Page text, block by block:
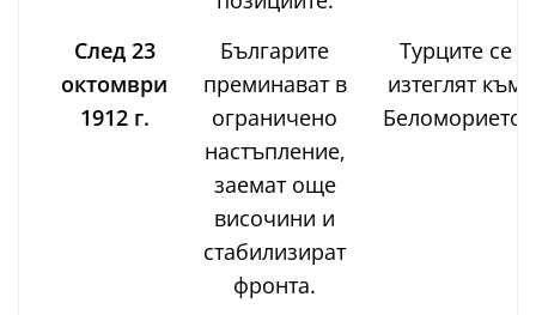
След 23
октомври
1912 г.
Българите
преминават в
ограничено
настъпление,
заемат още
височини и
стабилизират
фронта.
Турците се
изтеглят към
Беломорието.